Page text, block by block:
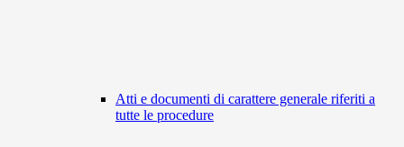
Atti e documenti di carattere generale riferiti a
tutte le procedure